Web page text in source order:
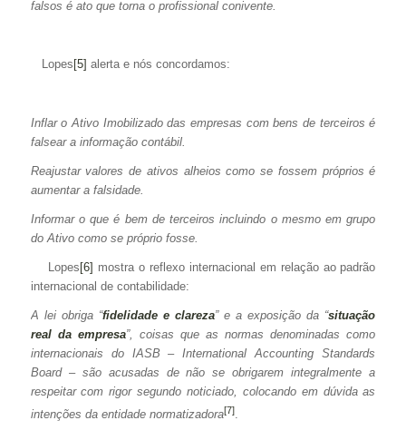
falsos é ato que torna o profissional conivente.
Lopes [5] alerta e nós concordamos:
Inflar o Ativo Imobilizado das empresas com bens de terceiros é
falsear a informação contábil.
Reajustar valores de ativos alheios como se fossem próprios é
aumentar a falsidade.
Informar o que é bem de terceiros incluindo o mesmo em grupo
do Ativo como se próprio fosse.
Lopes[6] mostra o reflexo internacional em relação ao padrão
internacional de contabilidade:
A lei obriga “fidelidade e clareza” e a exposição da “situação
real da empresa”, coisas que as normas denominadas como
internacionais do IASB – International Accounting Standards
Board – são acusadas de não se obrigarem integralmente a
respeitar com rigor segundo noticiado, colocando em dúvida as
intenções da entidade normatizadora[7].